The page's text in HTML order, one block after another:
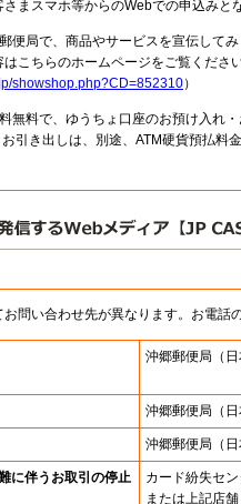
まスマホ等からのWebでの申込みと
便局で、商品やサービスを宣伝して
こちらのホームページをご覧くださ
showshop.php?CD=852310）
無料で、ゆうちょ口座のお預け入れ
引き出しは、別途、ATM硬貨預払料
問い合わせ先が異なります。お電話
沖郷郵便局 （
沖郷郵便局 （
沖郷郵便局 （
に伴うお取引の停止
カード紛失セ
または上記店舗